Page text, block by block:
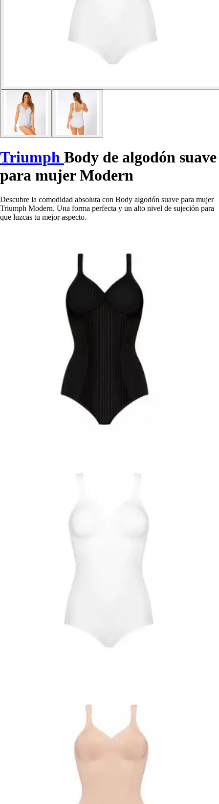
Triumph Body de algodón suave
para mujer Modern
Descubre la comodidad absoluta con Body algodón suave para mujer
Triumph Modern. Una forma perfecta y un alto nivel de sujeción para
que luzcas tu mejor aspecto.